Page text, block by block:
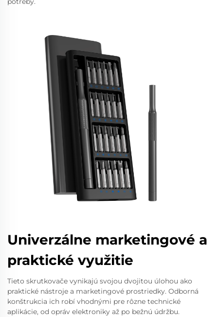
Univerzálne marketingové a
praktické využitie
Tieto skrutkovače vynikajú svojou dvojitou úlohou ako
praktické nástroje a marketingové prostriedky. Odborná
konštrukcia ich robí vhodnými pre rôzne technické
aplikácie, od opráv elektroniky až po bežnú údržbu.